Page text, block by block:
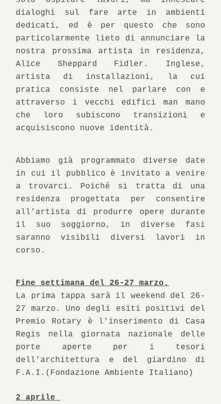
dialoghi sul fare arte in ambienti
dedicati, ed è per questo che sono
particolarmente lieto di annunciare la
nostra prossima artista in residenza,
Alice Sheppard Fidler. Inglese,
artista di installazioni, la cui
pratica consiste nel parlare con e
attraverso i vecchi edifici man mano
che loro subiscono transizioni e
acquisiscono nuove identità.
Abbiamo già programmato diverse date
in cui il pubblico è invitato a venire
a trovarci. Poiché si tratta di una
residenza progettata per consentire
all'artista di produrre opere durante
il suo soggiorno, in diverse fasi
saranno visibili diversi lavori in
corso.
Fine settimana del 26-27 marzo.
La prima tappa sarà il weekend del 26-
27 marzo. Uno degli esiti positivi del
Premio Rotary è l'inserimento di Casa
Regis nella giornata nazionale delle
porte aperte per i tesori
dell'architettura e del giardino di
F.A.I.(Fondazione Ambiente Italiano)
2 aprile